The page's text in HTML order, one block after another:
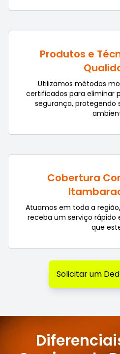
Produtos e
Utilizamos métodos
certificados para eliminar
segurança, protegendo
Cobertura
Atuamos em toda a
receba um serviço rápido
que
Solicitar um